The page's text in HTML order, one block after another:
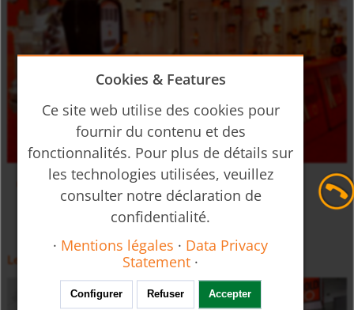
débitmètres multiples sur manifold pour eauUSR
plus de vidéos
Les filiales au monde Calendrier salons
Cookies & Features
Ce site web utilise des cookies pour
fournir du contenu et des
fonctionnalités. Pour plus de détails sur
les technologies utilisées, veuillez
consulter notre déclaration de
confidentialité.
· Mentions légales · Data Privacy
Statement ·
Configurer Refuser Accepter